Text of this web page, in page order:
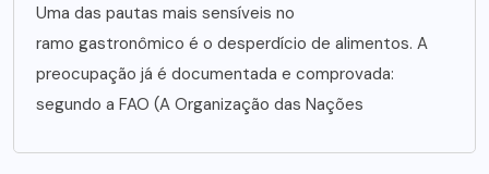
Uma das pautas mais sensíveis no
ramo gastronômico é o desperdício de alimentos. A
preocupação já é documentada e comprovada:
segundo a FAO (A Organização das Nações